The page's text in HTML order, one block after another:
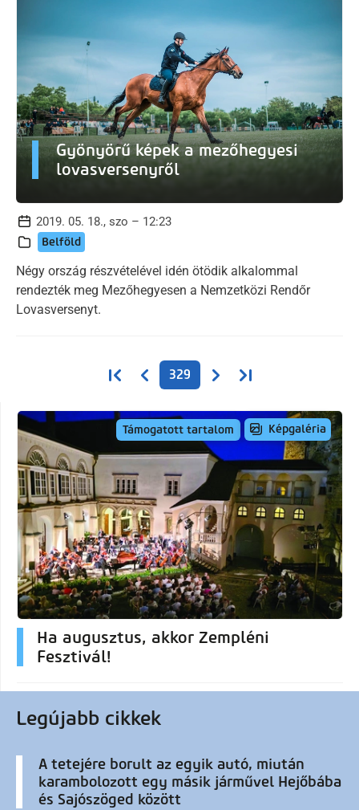
Gyönyörű képek a mezőhegyesi
lovasversenyről
2019. 05. 18., szo – 12:23
Belföld
Négy ország részvételével idén ötödik alkalommal
rendezték meg Mezőhegyesen a Nemzetközi Rendőr
Lovasversenyt.
OldalszámozásElső oldalElőző oldal
329 Következő oldal
Utolsó oldal
Támogatott tartalom Képgaléria
Ha augusztus, akkor Zempléni
Fesztivál!
Legújabb cikkek
A tetejére borult az egyik autó, miután
karambolozott egy másik járművel Hejőbába
és Sajószöged között